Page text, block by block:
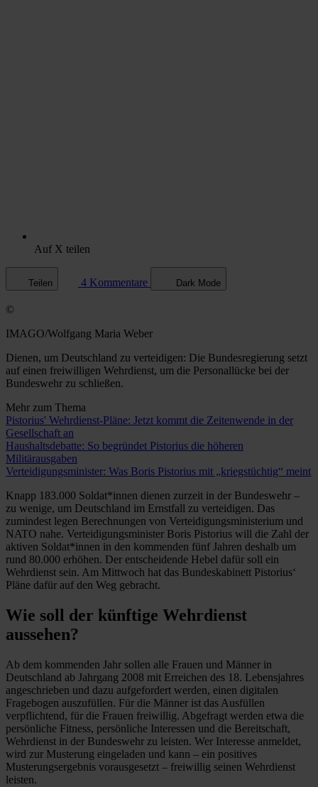
Auf X teilen
Teilen 4 Kommentare Dark Mode
©
IMAGO/Wolfgang Maria Weber
Dienen, um Deutschland zu verteidigen: Die Bundesregierung setzt
auf einen freiwilligen Wehrdienst, um die Personallücke bei der
Bundeswehr zu schließen.
Mehr zum Thema
Pistorius' Wehrdienst-Pläne: Jetzt kommt die Zeitenwende in der
Gesellschaft an
Haushaltsdebatte: So begründet Pistorius die höheren
Militärausgaben
Verteidigungsminister: Was Boris Pistorius mit „kriegstüchtig“ meint
Knapp 183.000 Soldat*innen dienen zurzeit in der Bundeswehr –
zu wenige, um Deutschland im Ernstfall zu verteidigen. Das
zumindest legen Berechnungen von Verteidigungsministerium und
NATO nahe. Verteidigungsminister Boris Pistorius will die Zahl der
aktiven Soldat*innen in den kommenden fünf Jahren deshalb um
rund 80.000 erhöhen. Der entscheidende Hebel dafür soll ein
Wehrdienst sein. Am Mittwoch hat das Bundeskabinett Pistorius‘
Pläne dafür auf den Weg gebracht.
Wie soll der künftige Wehrdienst
aussehen?
Ab dem kommenden Jahr sollen alle Frauen und Männer in
Deutschland ab Jahrgang 2008 mit Erreichen des 18. Lebensjahres
angeschrieben und dazu aufgefordert werden, einen digitalen
Fragebogen auszufüllen. Für die Männer ist das Ausfüllen
verpflichtend, für die Frauen freiwillig. Abgefragt werden etwa die
persönliche Fitness, persönliche Interessen und die Bereitschaft,
Wehrdienst in der Bundeswehr zu leisten. Wer Interesse anmeldet,
wird zur Musterung eingeladen und kann – ein positives
Musterungsergebnis vorausgesetzt – freiwillig seinen Wehrdienst
leisten.